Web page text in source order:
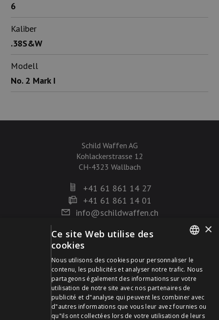
6
Kaliber
.38S&W
Modell
No. 2 Mark I
Schild Waffen AG
Kohlackerstrasse 12
CH-4323 Wallbach
+41 61 861 14 27
+41 61 861 14 01
info@schildwaffen.ch
Mode de paiement
Visitez-nous sur les médias sociaux et restez à jour !
FRENCH
×
Ce site Web utilise des
cookies
Nous utilisons des cookies pour personnaliser le
contenu, les publicités et analyser notre trafic. Nous
partageons également des informations sur votre
utilisation de notre site avec nos partenaires de
publicité et d"analyse qui peuvent les combiner avec
d"autres informations que vous leur avez fournies ou
qu"ils ont collectées lors de votre utilisation de leurs